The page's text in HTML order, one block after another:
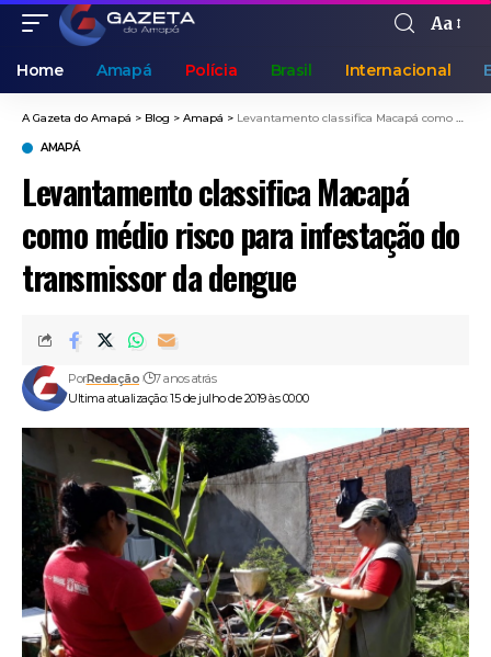
Aa
Home Amapá Polícia Brasil Internacional
A Gazeta do Amapá > Blog > Amapá > Levantamento classifica Macapá como médio risco para infestação do transmissor da dengue
AMAPÁ
Levantamento classifica Macapá
como médio risco para infestação do
transmissor da dengue
Ultima atualização: 15 de julho de 2019 às 00:00
PorRedação 7 anos atrás